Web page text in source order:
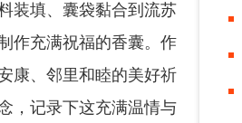
装填、囊袋黏合到流苏
作充满祝福的香囊。作
康、邻里和睦的美好祈
，记录下这充满温情与